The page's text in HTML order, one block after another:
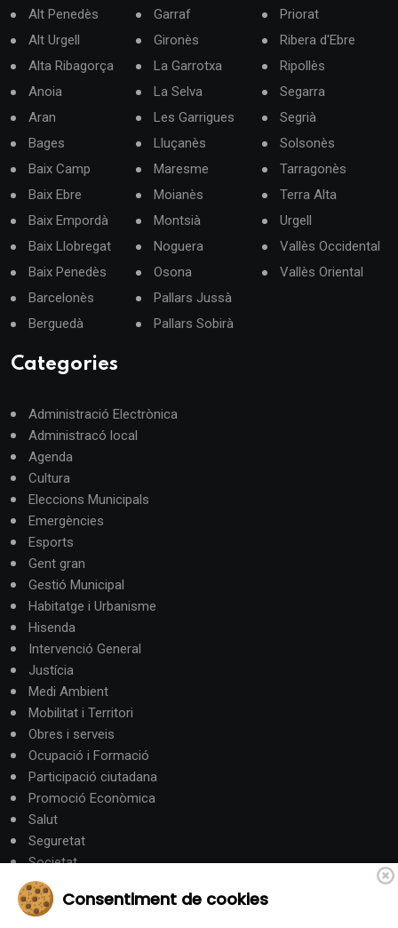
Alt Penedès
Alt Urgell
Alta Ribagorça
Anoia
Aran
Bages
Baix Camp
Baix Ebre
Baix Empordà
Baix Llobregat
Baix Penedès
Barcelonès
Berguedà
Garraf
Gironès
La Garrotxa
La Selva
Les Garrigues
Lluçanès
Maresme
Moianès
Montsià
Noguera
Osona
Pallars Jussà
Pallars Sobirà
Priorat
Ribera d'Ebre
Ripollès
Segarra
Segrià
Solsonès
Tarragonès
Terra Alta
Urgell
Vallès Occidental
Vallès Oriental
Categories
Administració Electrònica
Administracó local
Agenda
Cultura
Eleccions Municipals
Emergències
Esports
Gent gran
Gestió Municipal
Habitatge i Urbanisme
Hisenda
Intervenció General
Justícia
Medi Ambient
Mobilitat i Territori
Obres i serveis
Ocupació i Formació
Participació ciutadana
Promoció Econòmica
Salut
Seguretat
Societat
Turisme
Consentiment de cookies